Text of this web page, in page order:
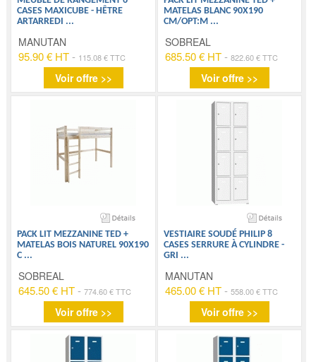
CASES MAXICUBE - HÊTRE
ARTARREDI ...
MANUTAN
95.90 € HT - 115.08 € TTC
Voir offre >>
MATELAS BLANC 90X190
CM/OPT:M ...
SOBREAL
685.50 € HT- 822.60 € TTC
Voir offre >>
PACK LIT MEZZANINE TED +
MATELAS BOIS NATUREL 90X190
C ...
SOBREAL
645.50 € HT -774.60 € TTC
Voir offre >>
VESTIAIRE SOUDÉ PHILIP 8
CASES SERRURE À CYLINDRE -
GRI ...
MANUTAN
465.00 € HT- 558.00 € TTC
Voir offre >>